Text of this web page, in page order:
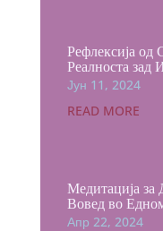
Рефлексија од
Реалноста зад
Јун 11, 2024
READ MORE
Медитација
Вовед во
Апр 22, 2024